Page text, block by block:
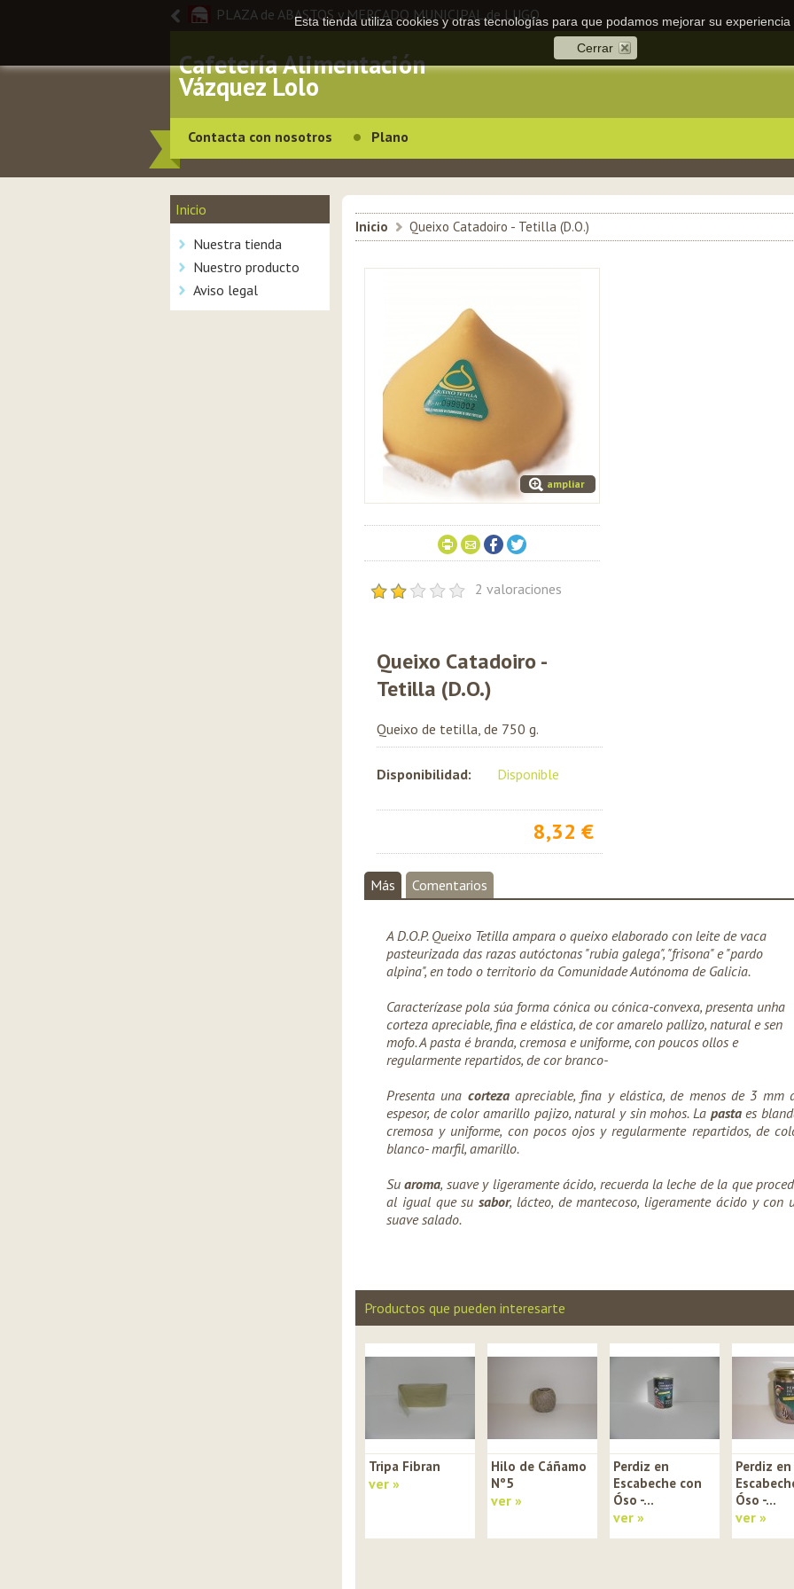
PLAZA de ABASTOS y MERCADO MUNICIPAL de LUGO
Cafetería Alimentación
Vázquez Lolo
Contacta con nosotros Plano
Inicio
Nuestra tienda
Nuestro producto
Aviso legal
Inicio > Queixo Catadoiro - Tetilla (D.O.)
ampliar
2 valoraciones
Queixo Catadoiro -
Tetilla (D.O.)
Queixo de tetilla, de 750 g.
Disponibilidad: Disponible
8,32 €
Más Comentarios
A D.O.P. Queixo Tetilla ampara o queixo elaborado con leite de vaca
pasteurizada das razas autóctonas "rubia galega", "frisona" e "pardo
alpina", en todo o territorio da Comunidade Autónoma de Galicia.
Caracterízase pola súa forma cónica ou cónica-convexa, presenta unha
corteza apreciable, fina e elástica, de cor amarelo pallizo, natural e sen
mofo. A pasta é branda, cremosa e uniforme, con poucos ollos e
regularmente repartidos, de cor branco-
Presenta una cortezaapreciable, fina y elástica, de menos de 3 mm
espesor, de color amarillo pajizo, natural y sin mohos. La pastaes
cremosa y uniforme, con pocos ojos y regularmente repartidos, de
blanco- marfil, amarillo.
Suaroma, suave y ligeramente ácido, recuerda la leche de la que
al igual que su sabor, lácteo, de mantecoso, ligeramente ácido y con
suave salado.
Productos que pueden interesarte
Tripa Fibran
ver »
Hilo de Cáñamo
Nº5
ver »
Perdiz en
Escabeche con
Óso -...
ver »
Perdiz en
Óso -...
ver »
Esta tienda utiliza cookies y otras tecnologías para que podamos mejorar su experiencia
Cerrar